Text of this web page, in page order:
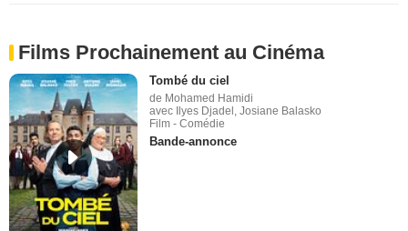
Films Prochainement au Cinéma
Tombé du ciel
de Mohamed Hamidi
avec Ilyes Djadel, Josiane Balasko
Film - Comédie
Bande-annonce